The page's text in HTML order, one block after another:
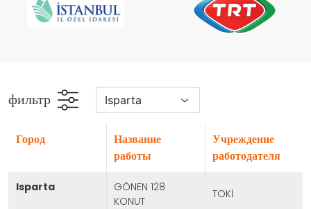
фильтр
город
Название
работы
Учреждение
работодателя
isparta
GÖNEN 128
KONUT
TOKİ